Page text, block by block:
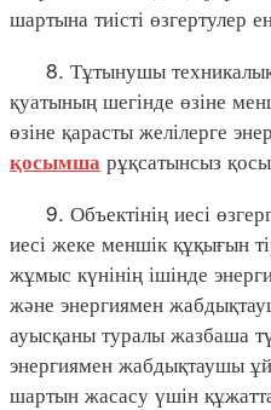
шартына тиісті өзгертулер
8. Тұтынушы техникалық
қуатының шегінде өзіне
өзіне қарасты желілерге
қосымша рұқсатынсыз
9. Объектінің иесі
иесі жеке меншік құқығын
жұмыс күнінің ішінде
және энергиямен
ауысқаны туралы жазбаша
энергиямен жабдықтаушы
шартын жасасу үшін